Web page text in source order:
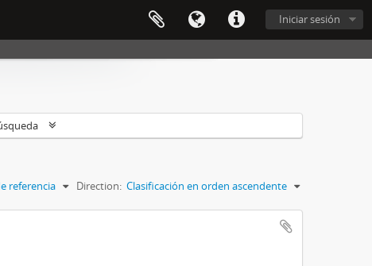
Iniciar sesión
referencia Direction: Clasificación en orden ascendente